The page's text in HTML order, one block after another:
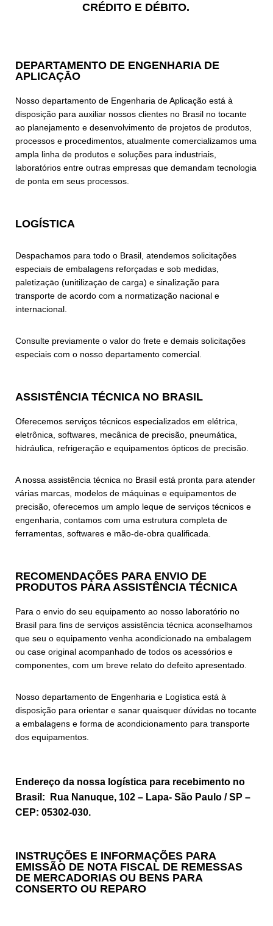
CRÉDITO E DÉBITO.
DEPARTAMENTO DE ENGENHARIA DE
APLICAÇĀO
Nosso departamento de Engenharia de Aplicação está à
disposição para auxiliar nossos clientes no Brasil no tocante
ao planejamento e desenvolvimento de projetos de produtos,
processos e procedimentos, atualmente comercializamos uma
ampla linha de produtos e soluções para industriais,
laboratórios entre outras empresas que demandam tecnologia
de ponta em seus processos.
LOGÍSTICA
Despachamos para todo o Brasil, atendemos solicitações
especiais de embalagens reforçadas e sob medidas,
paletizaçāo (unitilizaçāo de carga) e sinalização para
transporte de acordo com a normatização nacional e
internacional.
Consulte previamente o valor do frete e demais solicitações
especiais com o nosso departamento comercial.
ASSISTÊNCIA TÉCNICA NO BRASIL
Oferecemos serviços técnicos especializados em elétrica,
eletrônica, softwares, mecânica de precisão, pneumática,
hidráulica, refrigeração e equipamentos ópticos de precisão.
A nossa assistência técnica no Brasil está pronta para atender
várias marcas, modelos de máquinas e equipamentos de
precisão, oferecemos um amplo leque de serviços técnicos e
engenharia, contamos com uma estrutura completa de
ferramentas, softwares e mão-de-obra qualificada.
RECOMENDAÇÕES PARA ENVIO DE
PRODUTOS PARA ASSISTÊNCIA TÉCNICA
Para o envio do seu equipamento ao nosso laboratório no
Brasil para fins de serviços assistência técnica aconselhamos
que seu o equipamento venha acondicionado na embalagem
ou case original acompanhado de todos os acessórios e
componentes, com um breve relato do defeito apresentado.
Nosso departamento de Engenharia e Logística está à
disposição para orientar e sanar quaisquer dúvidas no tocante
a embalagens e forma de acondicionamento para transporte
dos equipamentos.
Endereço da nossa logística para recebimento no
Brasil: Rua Nanuque, 102 – Lapa- São Paulo / SP –
CEP: 05302-030.
INSTRUÇÕES E INFORMAÇÕES PARA
EMISSÃO DE NOTA FISCAL DE REMESSAS
DE MERCADORIAS OU BENS PARA
CONSERTO OU REPARO